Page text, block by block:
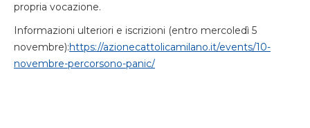
propria vocazione.
Informazioni ulteriori e iscrizioni (entro mercoledì 5
novembre):https://azionecattolicamilano.it/events/10-
novembre-percorsono-panic/